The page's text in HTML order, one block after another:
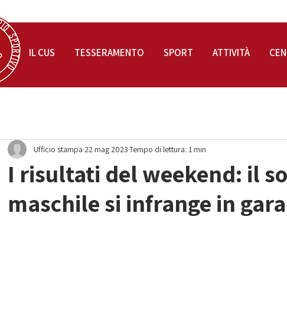
I risultati del weekend: il
maschile si infrange in
Ufficio stampa 22 mag 2023Tempo di lettura: 1 min
IL CUS TESSERAMENTO SPORT ATTIVITÀ